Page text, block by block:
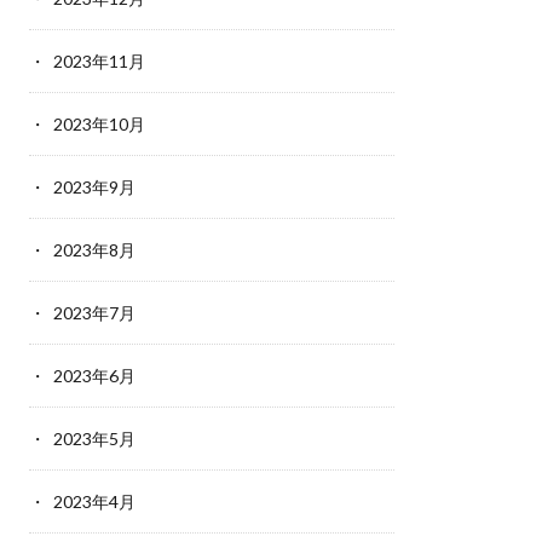
2023年11月
2023年10月
2023年9月
2023年8月
2023年7月
2023年6月
2023年5月
2023年4月